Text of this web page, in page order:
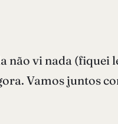
não vi nada (fiquei
Vamos juntos